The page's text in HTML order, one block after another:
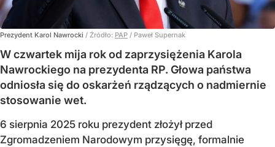
Prezydent Karol Nawrocki / Źródło: PAP / Paweł Supernak
W czwartek mija rok od zaprzysiężenia Karola
Nawrockiego na prezydenta RP. Głowa państwa
odniosła się do oskarżeń rządzących o nadmiernie
stosowanie wet.
6 sierpnia 2025 roku prezydent złożył przed
Zgromadzeniem Narodowym przysięgę, formalnie